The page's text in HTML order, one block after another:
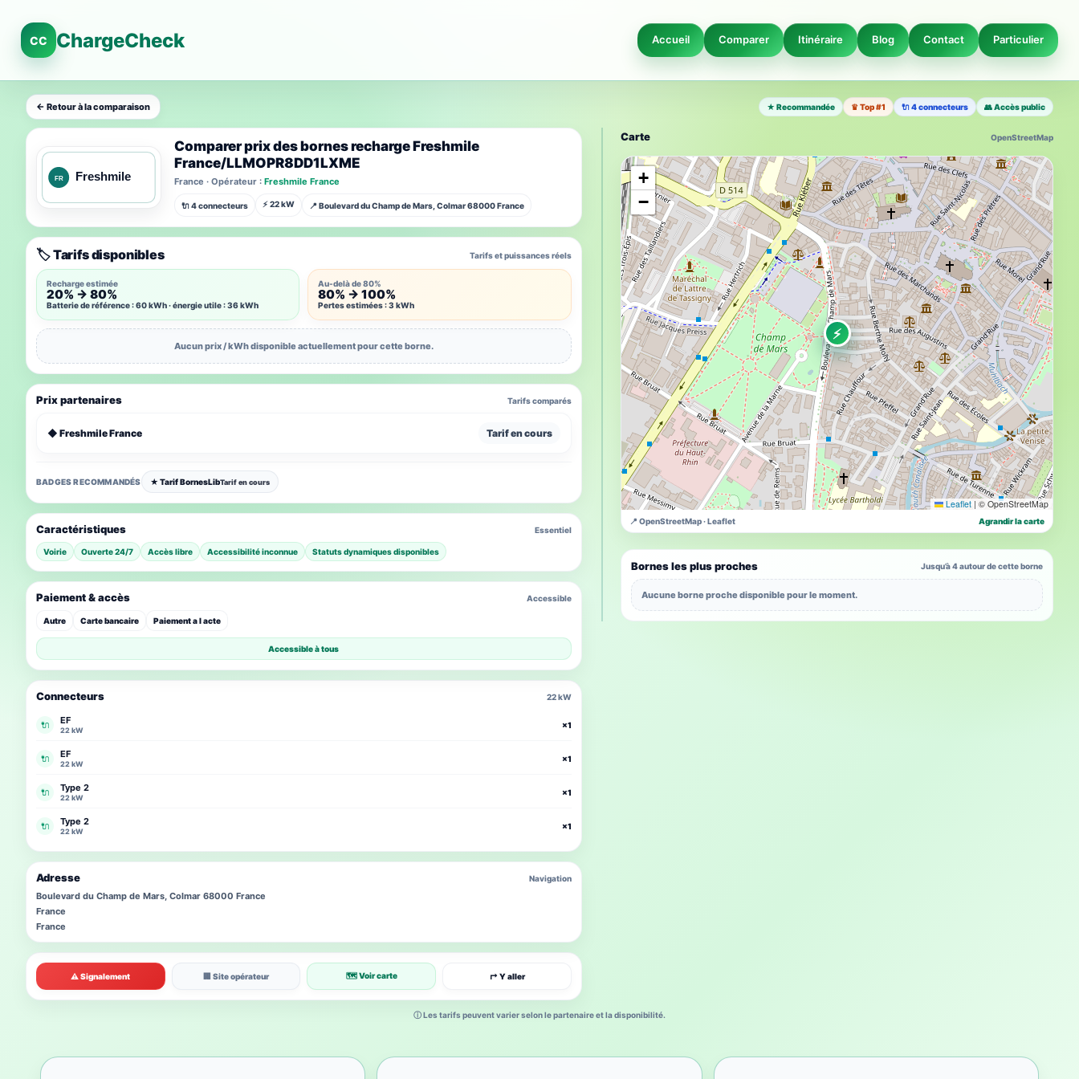
CC ChargeCheck Accueil Comparer Itinéraire Blog Contact Particulier
← Retour à la comparaison ★ Recommandée ♛ Top #1 🔌 4 connecteurs 👥 Accès public
Comparer prix des bornes recharge Freshmile
France/LLMOPR8DD1LXME
France · Opérateur : Freshmile France
🔌 4 connecteurs ⚡ 22 kW 📍 Boulevard du Champ de Mars, Colmar 68000 France
Carte OpenStreetMap
⚡
+
−
Leaflet | © OpenStreetMap
📍 OpenStreetMap · Leaflet Agrandir la carte
Bornes les plus proches Jusqu’à 4 autour de cette borne
Aucune borne proche disponible pour le moment.
🏷️ Tarifs disponibles Tarifs et puissances réels
Recharge estimée
20% → 80%
Batterie de référence : 60 kWh · énergie utile : 36 kWh
Au-delà de 80%
80% → 100%
Pertes estimées : 3 kWh
Aucun prix / kWh disponible actuellement pour cette borne.
Prix partenaires Tarifs comparés
◆ Freshmile France Tarif en cours
BADGES RECOMMANDÉS ★ Tarif BornesLibTarif en cours
⚠ Signalement 🏢 Site opérateur 🗺 Voir carte ↱ Y aller
Caractéristiques Essentiel
Voirie Ouverte 24/7 Accès libre Accessibilité inconnue Statuts dynamiques disponibles
Connecteurs 22 kW
🔌 EF
22 kW
×1
🔌 EF
22 kW
×1
🔌 Type 2
22 kW
×1
🔌 Type 2
22 kW
×1
Paiement & accès Accessible
Autre Carte bancaire Paiement a l acte
Accessible à tous
Adresse Navigation
Boulevard du Champ de Mars, Colmar 68000 France
France
France
ⓘ Les tarifs peuvent varier selon le partenaire et la disponibilité.